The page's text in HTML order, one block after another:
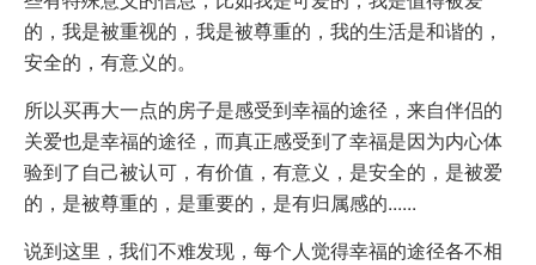
的，我是被重视的，我是被尊重的，我的生活是和谐的，
安全的，有意义的。
所以买再大一点的房子是感受到幸福的途径，来自伴侣的
关爱也是幸福的途径，而真正感受到了幸福是因为内心体
验到了自己被认可，有价值，有意义，是安全的，是被爱
的，是被尊重的，是重要的，是有归属感的......
说到这里，我们不难发现，每个人觉得幸福的途径各不相